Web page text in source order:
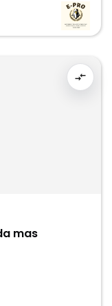
mas